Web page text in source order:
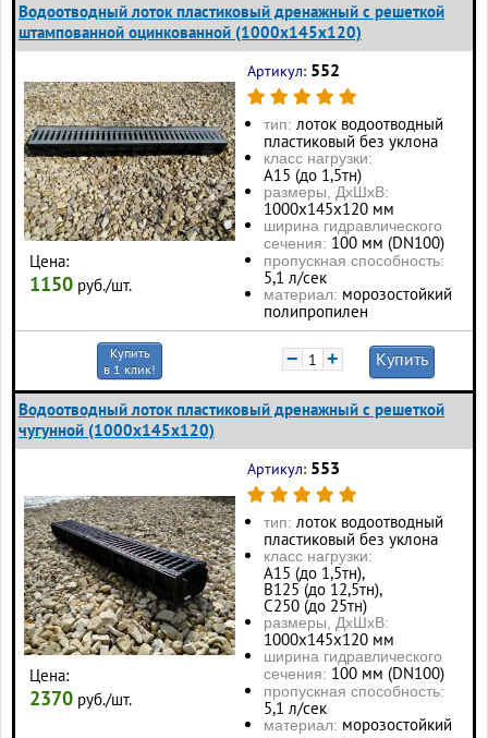
Водоотводный лоток пластиковый дренажный с решеткой
штампованной оцинкованной (1000x145x120)
Цена:
1150 руб./шт.
Артикул: 552
тип: лоток водоотводный
пластиковый без уклона
класс нагрузки:
А15 (до 1,5тн)
размеры, ДхШхВ:
1000х145х120 мм
ширина гидравлического
сечения: 100 мм (DN100)
пропускная способность:
5,1 л/сек
материал: морозостойкий
полипропилен
Купить
в 1 клик!
− + Купить
Водоотводный лоток пластиковый дренажный с решеткой
чугунной (1000x145x120)
Цена:
2370 руб./шт.
Артикул: 553
тип: лоток водоотводный
пластиковый без уклона
класс нагрузки:
А15 (до 1,5тн),
В125 (до 12,5тн),
С250 (до 25тн)
размеры, ДхШхВ:
1000х145х120 мм
ширина гидравлического
сечения: 100 мм (DN100)
пропускная способность:
5,1 л/сек
материал: морозостойкий